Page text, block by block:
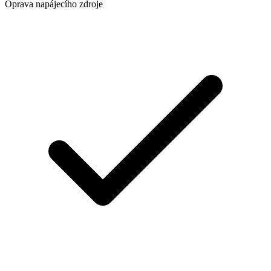
Oprava napájecího zdroje